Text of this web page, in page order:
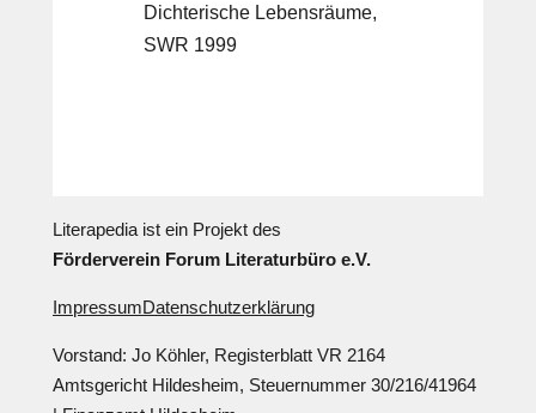
Dichterische Lebensräume,
SWR 1999
Literapedia ist ein Projekt des
Förderverein Forum Literaturbüro e.V.
ImpressumDatenschutzerklärung
Vorstand: Jo Köhler, Registerblatt VR 2164
Amtsgericht Hildesheim, Steuernummer 30/216/41964